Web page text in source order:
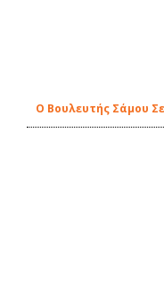
Ο Βουλευτής Σάμου